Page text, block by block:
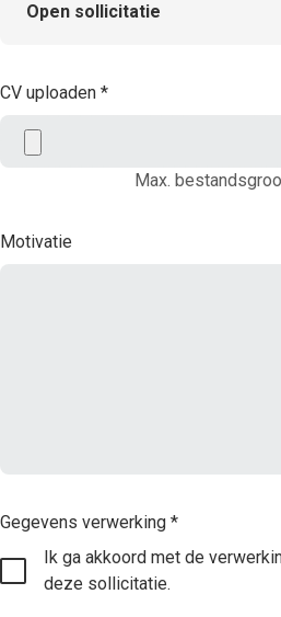
Open sollicitatie
CV uploaden *
Max.
Motivatie
Gegevens verwerking *
Ik ga akkoord met de
deze sollicitatie.